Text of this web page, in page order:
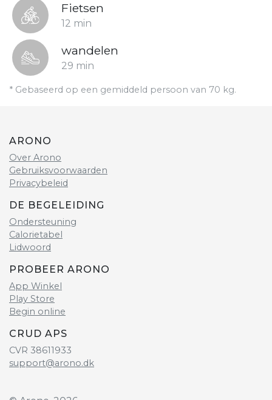
Fietsen
12 min
wandelen
29 min
* Gebaseerd op een gemiddeld persoon van 70 kg.
ARONO
Over Arono
Gebruiksvoorwaarden
Privacybeleid
DE BEGELEIDING
Ondersteuning
Calorietabel
Lidwoord
PROBEER ARONO
App Winkel
Play Store
Begin online
CRUD APS
CVR 38611933
support@arono.dk